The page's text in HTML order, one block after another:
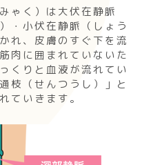
ゃく）は大伏在静脈
・小伏在静脈（しょう
れ、皮膚のすぐ下を流
肉に囲まれていないた
くりと血液が流れてい
枝（せんつうし）」と
ていきます。